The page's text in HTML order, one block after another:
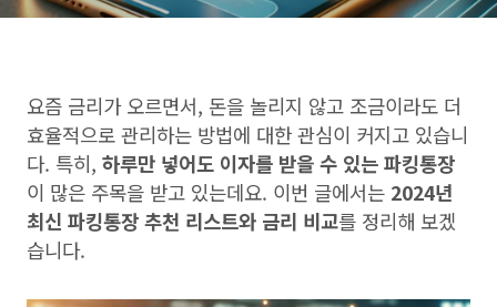
요즘 금리가 오르면서, 돈을 놀리지 않고 조금이라도 더
효율적으로 관리하는 방법에 대한 관심이 커지고 있습니
다. 특히, 하루만 넣어도 이자를 받을 수 있는 파킹통장
이 많은 주목을 받고 있는데요. 이번 글에서는 2024년
최신 파킹통장 추천 리스트와 금리 비교를 정리해 보겠
습니다.